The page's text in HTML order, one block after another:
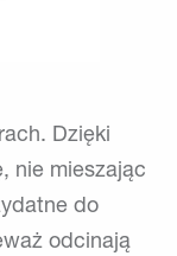
Dzięki
nie mieszając
do
odcinają